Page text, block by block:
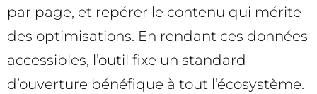
par page, et repérer le contenu qui mérite
des optimisations. En rendant ces données
accessibles, l’outil fixe un standard
d’ouverture bénéfique à tout l’écosystème.